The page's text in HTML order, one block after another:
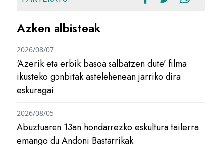
Azken albisteak
‘Azerik eta erbik basoa salbatzen dute’ filma
ikusteko gonbitak astelehenean jarriko dira
eskuragai
2026/08/07
Abuztuaren 13an hondarrezko eskultura tailerra
emango du Andoni Bastarrikak
2026/08/05